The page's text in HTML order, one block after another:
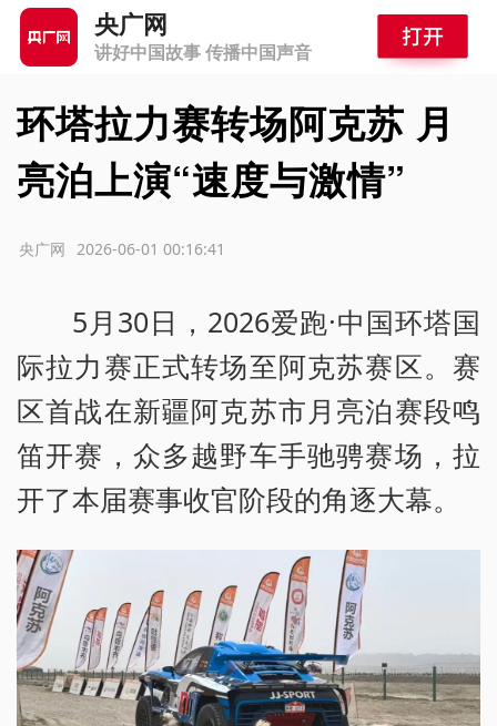
央广网
讲好中国故事 传播中国声音
环塔拉力赛转场阿克苏 月
亮泊上演“速度与激情”
2026-06-01 00:16:41
央广网
5月30日，2026爱跑·中国环塔国
际拉力赛正式转场至阿克苏赛区。赛
区首战在新疆阿克苏市月亮泊赛段鸣
笛开赛，众多越野车手驰骋赛场，拉
开了本届赛事收官阶段的角逐大幕。